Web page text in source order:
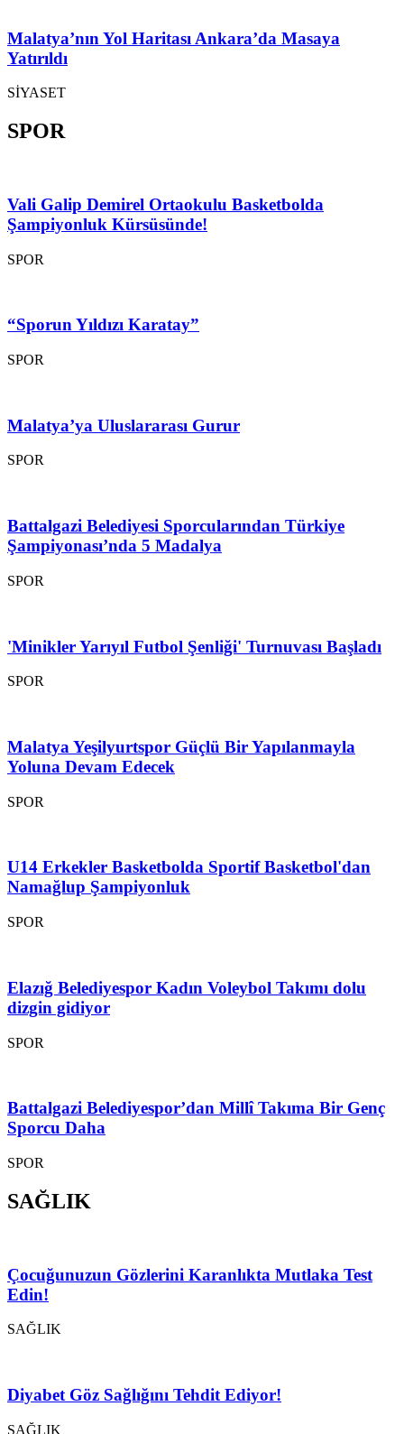
Malatya’nın Yol Haritası Ankara’da Masaya
Yatırıldı
SİYASET
SPOR
Vali Galip Demirel Ortaokulu Basketbolda
Şampiyonluk Kürsüsünde!
SPOR
“Sporun Yıldızı Karatay”
SPOR
Malatya’ya Uluslararası Gurur
SPOR
Battalgazi Belediyesi Sporcularından Türkiye
Şampiyonası’nda 5 Madalya
SPOR
'Minikler Yarıyıl Futbol Şenliği' Turnuvası Başladı
SPOR
Malatya Yeşilyurtspor Güçlü Bir Yapılanmayla
Yoluna Devam Edecek
SPOR
U14 Erkekler Basketbolda Sportif Basketbol'dan
Namağlup Şampiyonluk
SPOR
Elazığ Belediyespor Kadın Voleybol Takımı dolu
dizgin gidiyor
SPOR
Battalgazi Belediyespor’dan Millî Takıma Bir Genç
Sporcu Daha
SPOR
SAĞLIK
Çocuğunuzun Gözlerini Karanlıkta Mutlaka Test
Edin!
SAĞLIK
Diyabet Göz Sağlığını Tehdit Ediyor!
SAĞLIK